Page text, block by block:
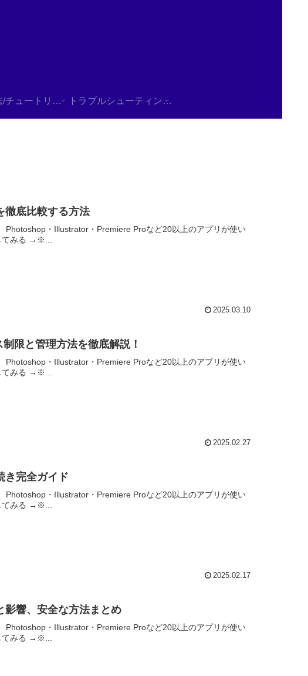
使用方法/チュートリアル トラブルシューティング/FAQ
徹底比較する方法
Photoshop・Illustrator・Premiere Proなど20以上のアプリが使い
てみる →※...
2025.03.10
限と管理方法を徹底解説！
Photoshop・Illustrator・Premiere Proなど20以上のアプリが使い
てみる →※...
2025.02.27
き完全ガイド
Photoshop・Illustrator・Premiere Proなど20以上のアプリが使い
てみる →※...
2025.02.17
影響、安全な方法まとめ
Photoshop・Illustrator・Premiere Proなど20以上のアプリが使い
てみる →※...